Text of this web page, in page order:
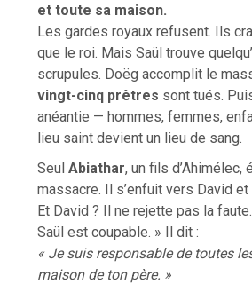
et toute sa maison.
Les gardes royaux refusent. Ils
que le roi. Mais Saül trouve
scrupules. Doëg accomplit le
vingt-cinq prêtres sont tués.
anéantie — hommes, femmes,
lieu saint devient un lieu de sang.
SeulAbiathar, un fils d’Ahimélec,
massacre. Il s’enfuit vers David
Et David ? Il ne rejette pas la
Saül est coupable. » Il dit :
« Je suis responsable de toutes
maison de ton père. »